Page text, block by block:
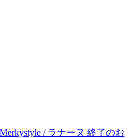
/ ラナーヌ 終了のお